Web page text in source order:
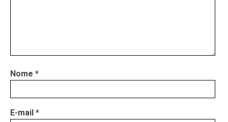
Nome *
E-mail *